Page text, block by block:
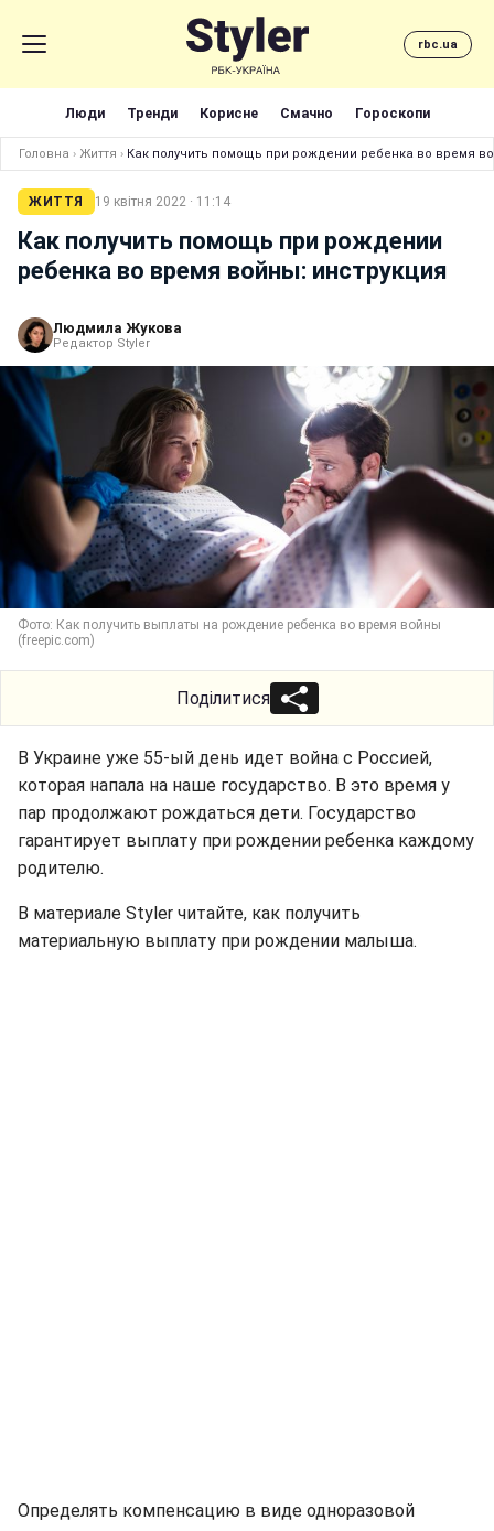
rbc.ua
Люди Тренди Корисне Смачно Гороскопи
Головна › Життя › Как получить помощь при рождении ребенка во время
ЖИТТЯ 19 квітня 2022 · 11:14
Как получить помощь при рождении
ребенка во время войны: инструкция
Людмила Жукова
Редактор Styler
Фото: Как получить выплаты на рождение ребенка во время войны
(freepic.com)
Поділитися
В Украине уже 55-ый день идет война с Россией,
которая напала на наше государство. В это время у
пар продолжают рождаться дети. Государство
гарантирует выплату при рождении ребенка каждому
родителю.
В материале Styler читайте, как получить
материальную выплату при рождении малыша.
Определять компенсацию в виде одноразовой